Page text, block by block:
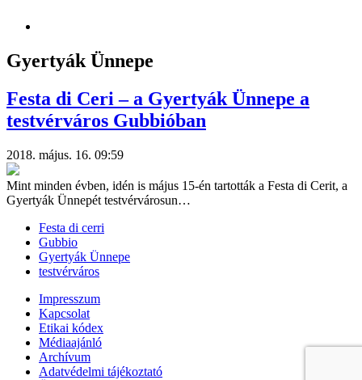
Gyertyák Ünnepe
Festa di Ceri – a Gyertyák Ünnepe a
testvérváros Gubbióban
2018. május. 16. 09:59
Mint minden évben, idén is május 15-én tartották a Festa di Cerit, a
Gyertyák Ünnepét testvérvárosun…
Festa di cerri
Gubbio
Gyertyák Ünnepe
testvérváros
Impresszum
Kapcsolat
Etikai kódex
Médiaajánló
Archívum
Adatvédelmi tájékoztató